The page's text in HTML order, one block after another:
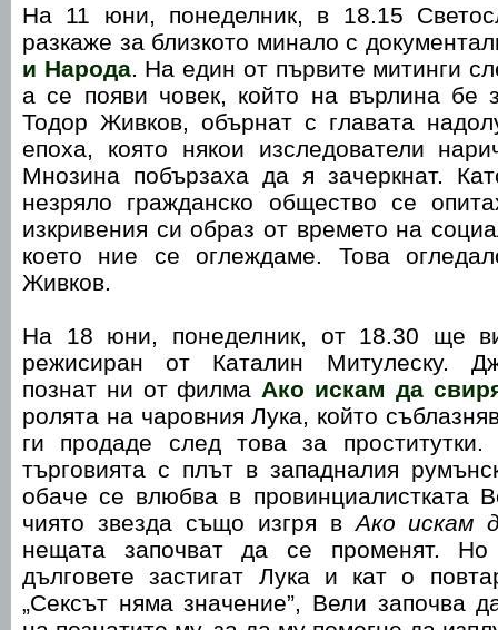
На 11 юни, понеделник, в 18.15
разкаже за близкото минало с
и Народа . На един от първите митинги
а се появи човек, който на върлина бе
Тодор Живков, обърнат с главата
епоха, която някои изследователи
Мнозина побързаха да я зачеркнат.
незряло гражданско общество се
изкривения си образ от времето на
което ние се оглеждаме. Това
Живков.
На 18 юни, понеделник, от 18.30 ще
режисиран от Каталин Митулеску.
познат ни от филма Ако искам да
ролята на чаровния Лука, който
ги продаде след това за
търговията с плът в западналия
обаче се влюбва в провинциалистката
чиято звезда също изгря в Ако искам
нещата започват да се променят.
дълговете застигат Лука и кат о
„Сексът няма значение”, Вели започва